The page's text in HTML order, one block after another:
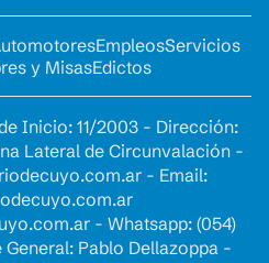
EmpleosServicios
y MisasEdictos
Inicio: 11/2003 - Dirección:
Lateral de Circunvalación -
- Email:
- Whatsapp: (054)
Pablo Dellazoppa -